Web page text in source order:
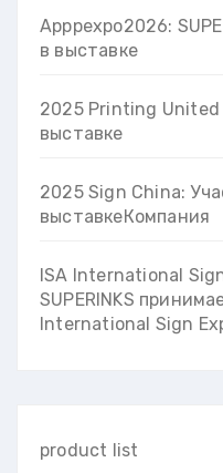
Apppexpo2026:
в выставке
2025 Printing United
выставке
2025 Sign China:
выставкеКомпания
ISA International
SUPERINKS
International Sign
product list